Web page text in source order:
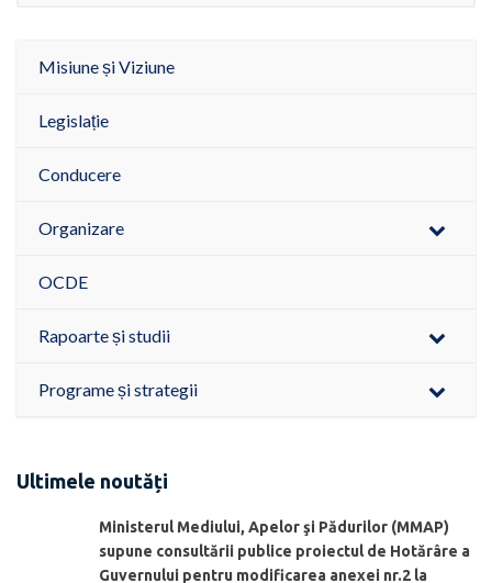
Misiune și Viziune
Legislație
Conducere
Organizare
OCDE
Rapoarte și studii
Programe și strategii
Ultimele noutăți
Ministerul Mediului, Apelor şi Pădurilor (MMAP)
supune consultării publice proiectul de Hotărâre a
Guvernului pentru modificarea anexei nr.2 la